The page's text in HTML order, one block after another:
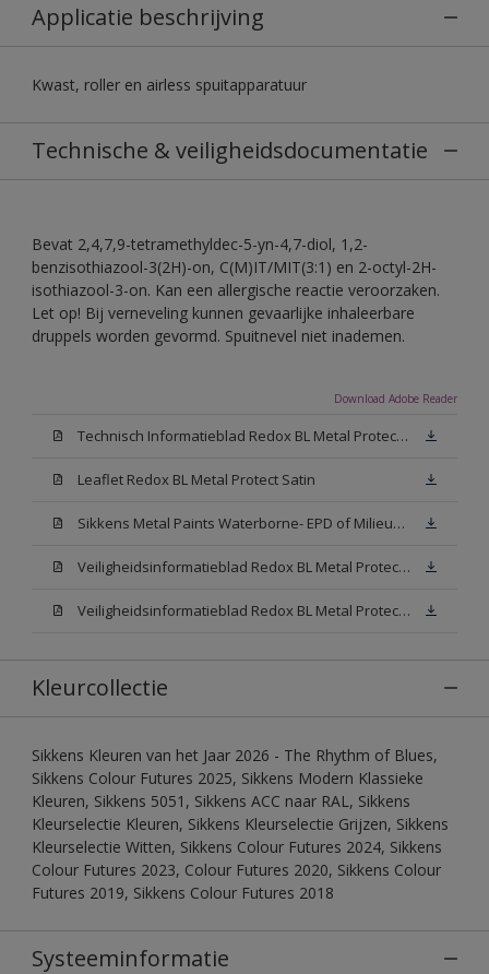
Applicatie beschrijving
Kwast, roller en airless spuitapparatuur
Technische & veiligheidsdocumentatie
Bevat 2,4,7,9-tetramethyldec-5-yn-4,7-diol, 1,2-
benzisothiazool-3(2H)-on, C(M)IT/MIT(3:1) en 2-octyl-2H-
isothiazool-3-on. Kan een allergische reactie veroorzaken.
Let op! Bij verneveling kunnen gevaarlijke inhaleerbare
druppels worden gevormd. Spuitnevel niet inademen.
Download Adobe Reader
Technisch Informatieblad Redox BL Metal Protect (PDF)
Leaflet Redox BL Metal Protect Satin
Sikkens Metal Paints Waterborne- EPD of Milieuproductverklaring
Veiligheidsinformatieblad Redox BL Metal Protect Satin N00 (MSDS)
Veiligheidsinformatieblad Redox BL Metal Protect Satin White W05 (MSDS)
Kleurcollectie
Sikkens Kleuren van het Jaar 2026 - The Rhythm of Blues,
Sikkens Colour Futures 2025, Sikkens Modern Klassieke
Kleuren, Sikkens 5051, Sikkens ACC naar RAL, Sikkens
Kleurselectie Kleuren, Sikkens Kleurselectie Grijzen, Sikkens
Kleurselectie Witten, Sikkens Colour Futures 2024, Sikkens
Colour Futures 2023, Colour Futures 2020, Sikkens Colour
Futures 2019, Sikkens Colour Futures 2018
Systeeminformatie